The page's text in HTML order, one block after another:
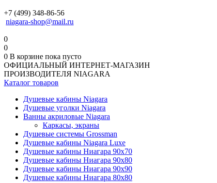
+7 (499) 348-86-56
niagara-shop@mail.ru
0
0
0 В корзине пока пусто
ОФИЦИАЛЬНЫЙ ИНТЕРНЕТ-МАГАЗИН
ПРОИЗВОДИТЕЛЯ NIAGARA
Каталог товаров
Душевые кабины Niagara
Душевые уголки Niagara
Ванны акриловые Niagara
Каркасы, экраны
Душевые системы Grossman
Душевые кабины Niagara Luxe
Душевые кабины Ниагара 90x70
Душевые кабины Ниагара 90x80
Душевые кабины Ниагара 90x90
Душевые кабины Ниагара 80x80